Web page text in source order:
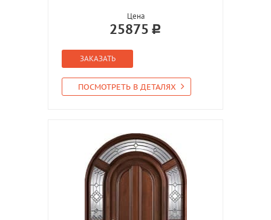
Цена
25875
ЗАКАЗАТЬ
ПОСМОТРЕТЬ В ДЕТАЛЯХ